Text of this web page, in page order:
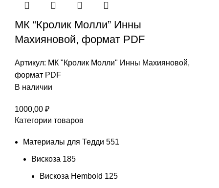
МК “Кролик Молли” Инны
Махияновой, формат PDF
Артикул: МК "Кролик Молли" Инны Махияновой,
формат PDF
В наличии
1000,00 ₽
Категории товаров
Материалы для Тедди 551
Вискоза 185
Вискоза Hembold 125